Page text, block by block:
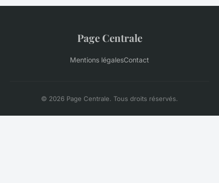
Page Centrale
Mentions légalesContact
© 2026 Page Centrale. Tous droits réservés.